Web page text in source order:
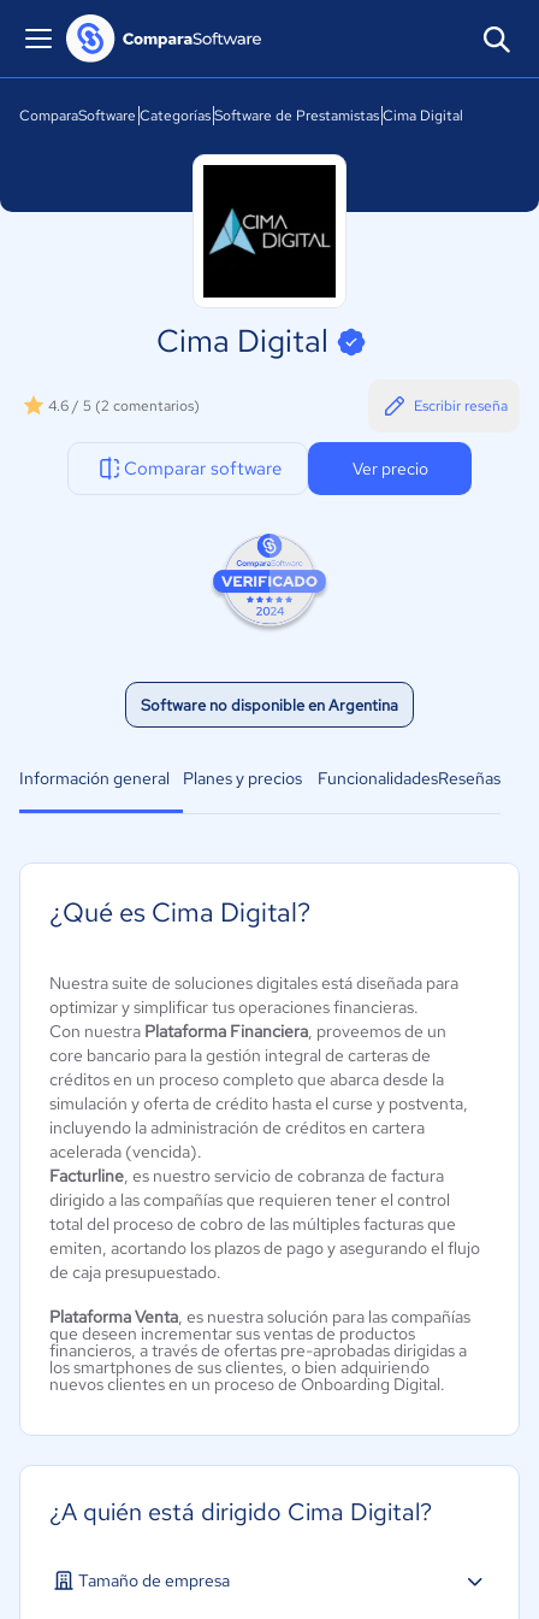
ComparaSoftware CategoríasSoftware de PrestamistasCima Digital
Cima Digital
4.6 / 5 (2 comentarios) Escribir reseña
Comparar software Ver precio
Software no disponible en Argentina
Información general Planes y precios FuncionalidadesReseñas
¿Qué es Cima Digital?
Nuestra suite de soluciones digitales está diseñada para
optimizar y simplificar tus operaciones financieras.
Con nuestra Plataforma Financiera, proveemos de un
core bancario para la gestión integral de carteras de
créditos en un proceso completo que abarca desde la
simulación y oferta de crédito hasta el curse y postventa,
incluyendo la administración de créditos en cartera
acelerada (vencida).
Facturline, es nuestro servicio de cobranza de factura
dirigido a las compañías que requieren tener el control
total del proceso de cobro de las múltiples facturas que
emiten, acortando los plazos de pago y asegurando el flujo
de caja presupuestado.
Plataforma Venta, es nuestra solución para las compañías
que deseen incrementar sus ventas de productos
financieros, a través de ofertas pre-aprobadas dirigidas a
los smartphones de sus clientes, o bien adquiriendo
nuevos clientes en un proceso de Onboarding Digital.
¿A quién está dirigido Cima Digital?
Tamaño de empresa